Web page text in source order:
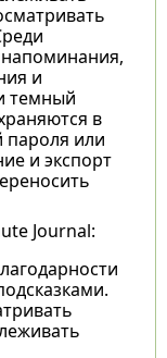
и
темный
в
пароля или
и экспорт
Journal: